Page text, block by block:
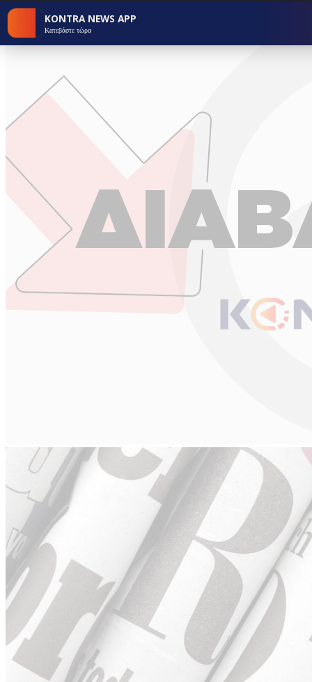
KONTRA NEWS APP
Κατεβάστε τώρα